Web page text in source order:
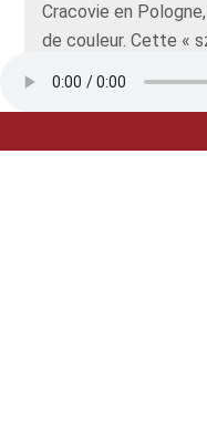
Cracovie en
de couleur. Cette «